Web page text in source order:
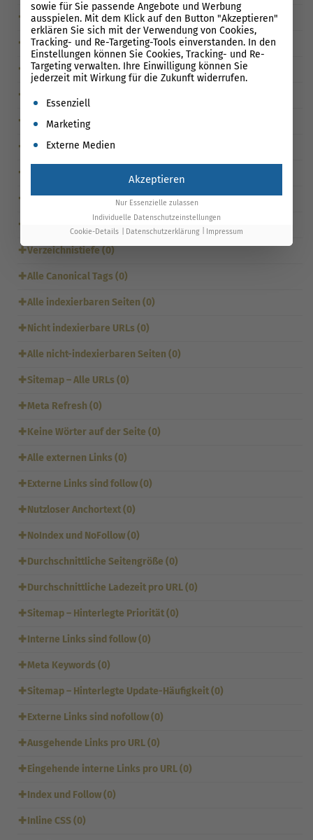
✚ URLs mit Zahlen (0)
✚ URLs mit Sonderzeichen (0)
✚ URLs mit Unterstrichen (`_`) (0)
✚ Datei-URLs mit Zahlen (0)
✚ Datei-URLs mit Sonderzeichen (0)
✚ Datei-URLs mit Unterstrichen (`_`) (0)
✚ URLs mit zu wenigen eingehenden internen Links (0)
✚ Von robots.txt gesperrt (0)
✚ Sitemap – Letzte Änderungen (0)
✚Verzeichnistiefe (0)
✚Alle Canonical Tags (0)
✚Alle indexierbaren Seiten (0)
✚Nicht indexierbare URLs (0)
✚Alle nicht-indexierbaren Seiten (0)
✚Sitemap – Alle URLs (0)
✚Meta Refresh (0)
✚Keine Wörter auf der Seite (0)
✚Alle externen Links (0)
✚Externe Links sind follow (0)
✚Nutzloser Anchortext (0)
✚NoIndex und NoFollow (0)
✚Durchschnittliche Seitengröße (0)
✚Durchschnittliche Ladezeit pro URL (0)
✚Sitemap – Hinterlegte Priorität (0)
✚Interne Links sind follow (0)
✚Meta Keywords (0)
✚Sitemap – Hinterlegte Update-Häufigkeit (0)
✚Externe Links sind nofollow (0)
✚Ausgehende Links pro URL (0)
✚Eingehende interne Links pro URL (0)
✚Index und Follow (0)
✚Inline CSS (0)
sowie für Sie passende Angebote und Werbung
ausspielen. Mit dem Klick auf den Button "Akzeptieren"
erklären Sie sich mit der Verwendung von Cookies,
Tracking- und Re-Targeting-Tools einverstanden. In den
Einstellungen können Sie Cookies, Tracking- und Re-
Targeting verwalten. Ihre Einwilligung können Sie
jederzeit mit Wirkung für die Zukunft widerrufen.
Es folgt eine Liste der Service-Gruppen, für die eine
Essenziell
Marketing
Externe Medien
Akzeptieren
Nur Essenzielle zulassen
Individuelle Datenschutzeinstellungen
Cookie-Details
Datenschutzerklärung Impressum